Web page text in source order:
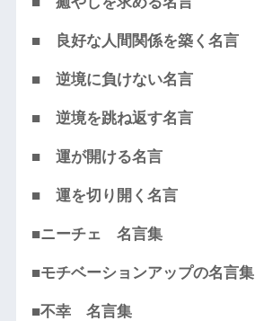
■ 良好な人間関係を築く名言
■ 逆境に負けない名言
■ 逆境を跳ね返す名言
■ 運が開ける名言
■ 運を切り開く名言
■ニーチェ 名言集
■モチベーションアップの名言集
■不幸 名言集